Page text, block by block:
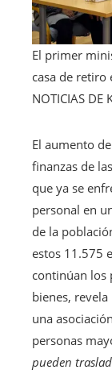
El primer
casa de retiro
NOTICIAS DE
El aumento
finanzas de
que ya se
personal en
de la
estos 11.575
continúan los
bienes,
una
personas
pueden